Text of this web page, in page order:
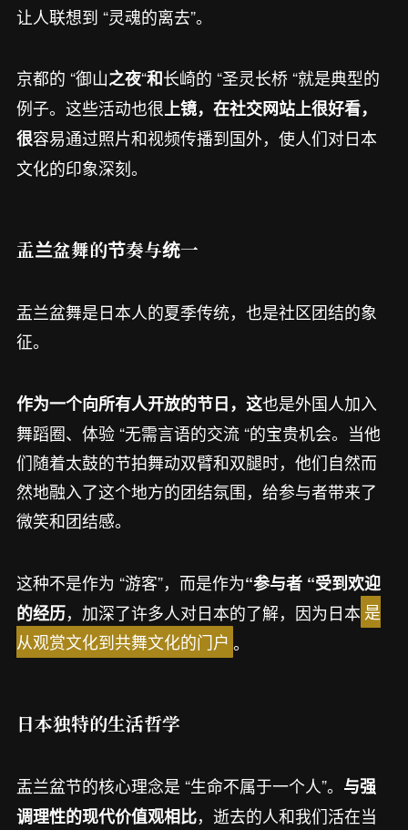
让人联想到 “灵魂的离去”。
京都的 “御山之夜“和长崎的 “圣灵长桥 “就是典型的
例子。这些活动也很上镜，在社交网站上很好看，
很容易通过照片和视频传播到国外，使人们对日本
文化的印象深刻。
盂兰盆舞的节奏与统一
盂兰盆舞是日本人的夏季传统，也是社区团结的象
征。
作为一个向所有人开放的节日，这也是外国人加入
舞蹈圈、体验 “无需言语的交流 “的宝贵机会。当他
们随着太鼓的节拍舞动双臂和双腿时，他们自然而
然地融入了这个地方的团结氛围，给参与者带来了
微笑和团结感。
这种不是作为 “游客”，而是作为“参与者 “受到欢迎
的经历，加深了许多人对日本的了解，因为日本 是
从观赏文化到共舞文化的门户 。
日本独特的生活哲学
盂兰盆节的核心理念是 “生命不属于一个人”。 与强
调理性的现代价值观相比，逝去的人和我们活在当